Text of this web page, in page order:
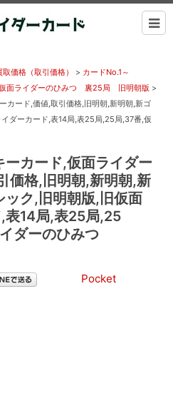
価格（取引価格） > カードNo.1～
面ライダーのひみつ 裏25局 旧明朝版 >
カード,価値,取引価格,旧明朝,新明朝,新ゴ
ダーカード,表14局,表25局,25局,37番,仮
ーカード,仮面ライダー
価格,旧明朝,新明朝,新
ック,旧明朝版,旧仮面
表14局,表25局,25
ダーのひみつ
Pocket